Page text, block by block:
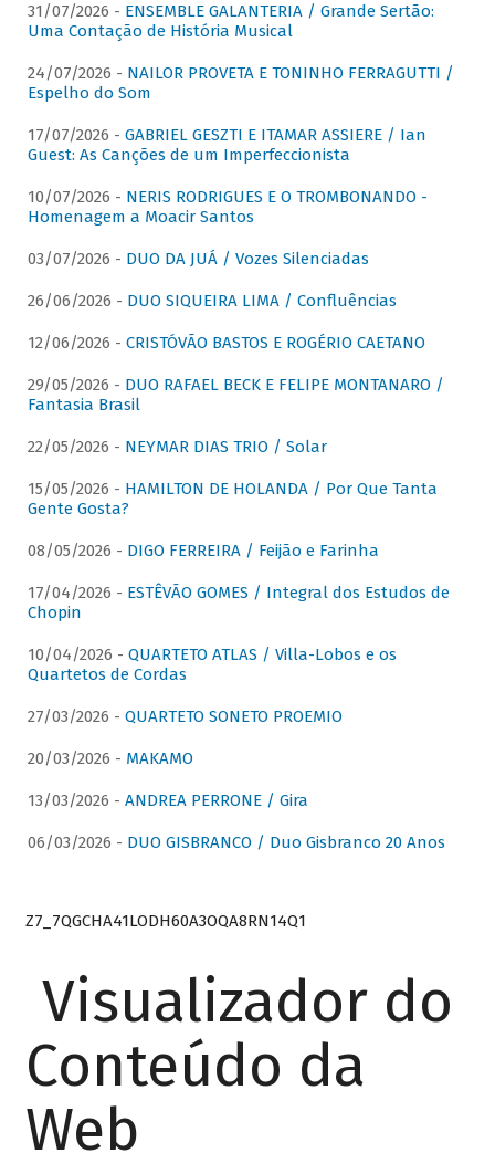
31/07/2026 - ENSEMBLE GALANTERIA / Grande Sertão:
Uma Contação de História Musical
24/07/2026 - NAILOR PROVETA E TONINHO FERRAGUTTI /
Espelho do Som
17/07/2026 - GABRIEL GESZTI E ITAMAR ASSIERE / Ian
Guest: As Canções de um Imperfeccionista
10/07/2026 - NERIS RODRIGUES E O TROMBONANDO -
Homenagem a Moacir Santos
03/07/2026 - DUO DA JUÁ / Vozes Silenciadas
26/06/2026 - DUO SIQUEIRA LIMA / Confluências
12/06/2026 - CRISTÓVÃO BASTOS E ROGÉRIO CAETANO
29/05/2026 - DUO RAFAEL BECK E FELIPE MONTANARO /
Fantasia Brasil
22/05/2026 - NEYMAR DIAS TRIO / Solar
15/05/2026 - HAMILTON DE HOLANDA / Por Que Tanta
Gente Gosta?
08/05/2026 - DIGO FERREIRA / Feijão e Farinha
17/04/2026 - ESTÊVÃO GOMES / Integral dos Estudos de
Chopin
10/04/2026 - QUARTETO ATLAS / Villa-Lobos e os
Quartetos de Cordas
27/03/2026 - QUARTETO SONETO PROEMIO
20/03/2026 - MAKAMO
13/03/2026 - ANDREA PERRONE / Gira
06/03/2026 - DUO GISBRANCO / Duo Gisbranco 20 Anos
Z7_7QGCHA41LODH60A3OQA8RN14Q1
Visualizador do
Conteúdo da
Web